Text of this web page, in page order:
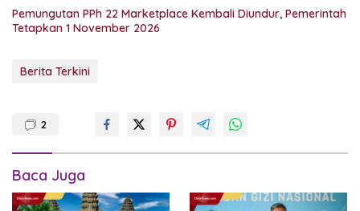
Pemungutan PPh 22 Marketplace Kembali Diundur, Pemerintah
Tetapkan 1 November 2026
Berita Terkini
2
Baca Juga